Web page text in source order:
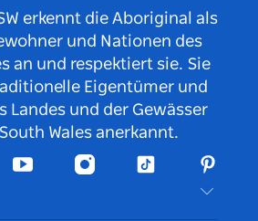
erkennt die Aboriginal als
und Nationen des
an und respektiert sie. Sie
Eigentümer und
Landes und der Gewässer
Wales anerkannt.
YouTubeInstagramTikTok